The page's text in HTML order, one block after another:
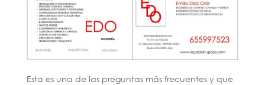
Esta es una de las preguntas más frecuentes y que